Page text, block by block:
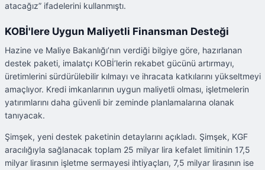
atacağız” ifadelerini kullanmıştı.
KOBİ'lere Uygun Maliyetli Finansman Desteği
Hazine ve Maliye Bakanlığı’nın verdiği bilgiye göre, hazırlanan
destek paketi, imalatçı KOBİ’lerin rekabet gücünü artırmayı,
üretimlerini sürdürülebilir kılmayı ve ihracata katkılarını yükseltmeyi
amaçlıyor. Kredi imkanlarının uygun maliyetli olması, işletmelerin
yatırımlarını daha güvenli bir zeminde planlamalarına olanak
tanıyacak.
Şimşek, yeni destek paketinin detaylarını açıkladı. Şimşek, KGF
aracılığıyla sağlanacak toplam 25 milyar lira kefalet limitinin 17,5
milyar lirasının işletme sermayesi ihtiyaçları, 7,5 milyar lirasının ise